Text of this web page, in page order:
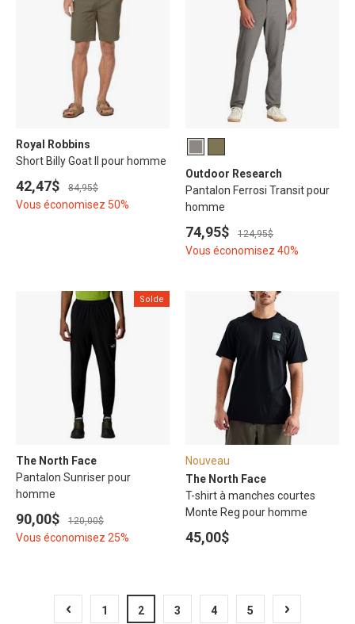
Royal Robbins
Short Billy Goat II pour homme
42,47$ 84,95$
Vous économisez 50%
Outdoor Research
Pantalon Ferrosi Transit pour
homme
74,95$ 124,95$
Vous économisez 40%
Solde
The North Face
Pantalon Sunriser pour
homme
90,00$ 120,00$
Vous économisez 25%
Nouveau
The North Face
T-shirt à manches courtes
Monte Reg pour homme
45,00$
1 2 3 4 5